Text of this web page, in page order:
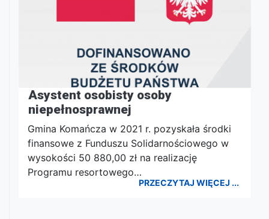
Asystent osobisty osoby
niepełnosprawnej
Gmina Komańcza w 2021 r. pozyskała środki
finansowe z Funduszu Solidarnościowego w
wysokości 50 880,00 zł na realizację
Programu resortowego…
PRZECZYTAJ WIĘCEJ ...